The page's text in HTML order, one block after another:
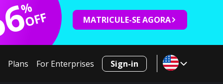
%
OFF MATRICULE-SE AGORA
Plans For Enterprises Sign-in